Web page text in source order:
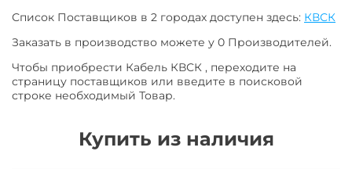
Список Поставщиков в 2 городах доступен здесь: КВСК
Заказать в производство можете у 0 Производителей.
Чтобы приобрести Кабель КВСК , переходите на
страницу поставщиков или введите в поисковой
строке необходимый Товар.
Купить из наличия